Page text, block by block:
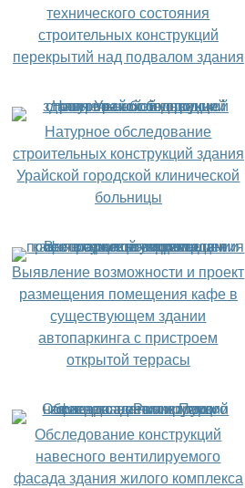
технического состояния
строительных конструкций
перекрытий над подвалом здания
Натурное обследование
строительных конструкций здания
Урайской городской клинической
больницы
Выявление возможности и проект
размещения помещения кафе в
существующем здании
автопаркинга с пристроем
открытой террасы
Обследование конструкций
навесного вентилируемого
фасада здания жилого комплекса